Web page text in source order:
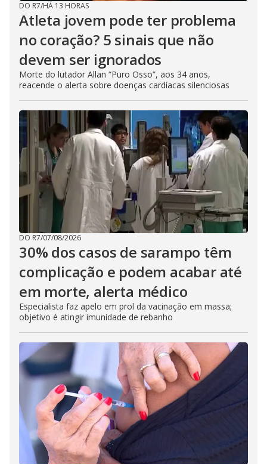
DO R7/HÁ 13 HORAS
Atleta jovem pode ter problema
no coração? 5 sinais que não
devem ser ignorados
Morte do lutador Allan “Puro Osso”, aos 34 anos,
reacende o alerta sobre doenças cardíacas silenciosas
DO R7/07/08/2026
30% dos casos de sarampo têm
complicação e podem acabar até
em morte, alerta médico
Especialista faz apelo em prol da vacinação em massa;
objetivo é atingir imunidade de rebanho